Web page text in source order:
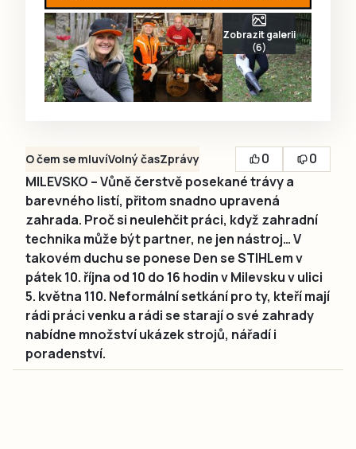
Zobrazit galerii
(6)
O čem se mluvíVolný časZprávy 0
0
MILEVSKO – Vůně čerstvě posekané trávy a
barevného listí, přitom snadno upravená
zahrada. Proč si neulehčit práci, když zahradní
technika může být partner, ne jen nástroj… V
takovém duchu se ponese Den se STIHLem v
pátek 10. října od 10 do 16 hodin v Milevsku v ulici
5. května 110. Neformální setkání pro ty, kteří mají
rádi práci venku a rádi se starají o své zahrady
nabídne množství ukázek strojů, nářadí i
poradenství.